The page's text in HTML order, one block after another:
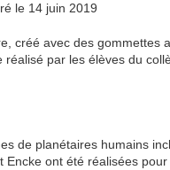
le 14 juin 2019
créé avec des gommettes
par les élèves du
de planétaires humains
Encke ont été réalisées